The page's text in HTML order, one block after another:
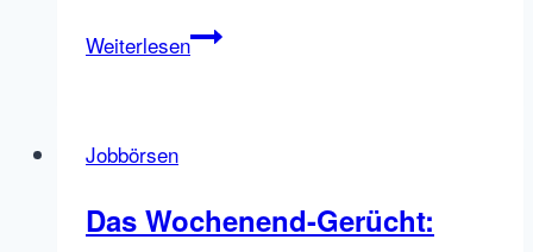
WeiterlesenEvas
Studien
Jobbörsen
Das Wochenend-Gerücht: